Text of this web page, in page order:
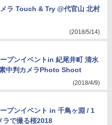
ラ Touch & Try @代官山 北村
(2018/5/14)
プンイベントin 紀尾井町 清水
中判カメラPhoto Shoot
(2018/4/9)
プンイベント in 千鳥ヶ淵 / 1
ラで撮る桜2018